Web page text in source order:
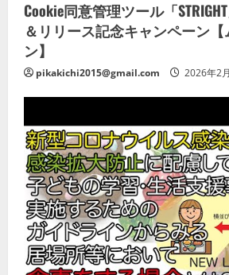
Cookie同意管理ツール「
＆リリース記念キャンペーン
ン】
pikakichi2015@gmail.com 2026年2